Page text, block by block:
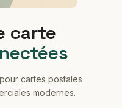
carte
cartes postales
modernes.